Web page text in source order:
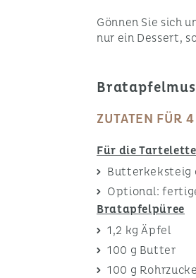
Gönnen Sie sich
nur ein Dessert,
ZUTATEN FÜR
Für die
Butterkeksteig
Optional:
Bratapfelpüree
1,2 kg Äpfel
100 g Butter
100 g